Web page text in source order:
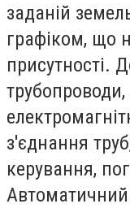
заданій
графіком, що
присутності.
з'єднання
керування,